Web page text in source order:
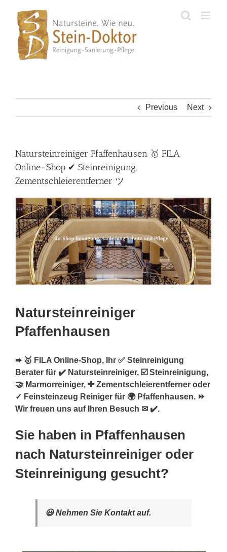
content
Previous Next
Natursteinreiniger Pfaffenhausen 🥇 FILA
Online-Shop ✔ Steinreinigung,
Zementschleierentferner ツ
Natursteinreiniger
Pfaffenhausen
➨ 🥇 FILA Online-Shop, Ihr ✅ Steinreinigung
Berater für ✔️ Natursteinreiniger, ☑️ Steinreinigung,
🤝 Marmorreiniger, ✚ Zementschleierentferner oder
✓ Feinsteinzeug Reiniger für 🌍 Pfaffenhausen. ⏩
Wir freuen uns auf Ihren Besuch ✉ ✔️.
Sie haben in Pfaffenhausen
nach Natursteinreiniger oder
Steinreinigung gesucht?
😃 Nehmen Sie Kontakt auf.